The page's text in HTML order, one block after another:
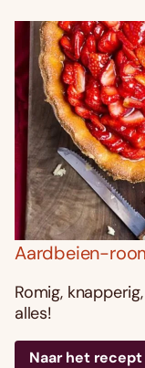
Aardbeien-
Romig,
alles!
Naar het recept